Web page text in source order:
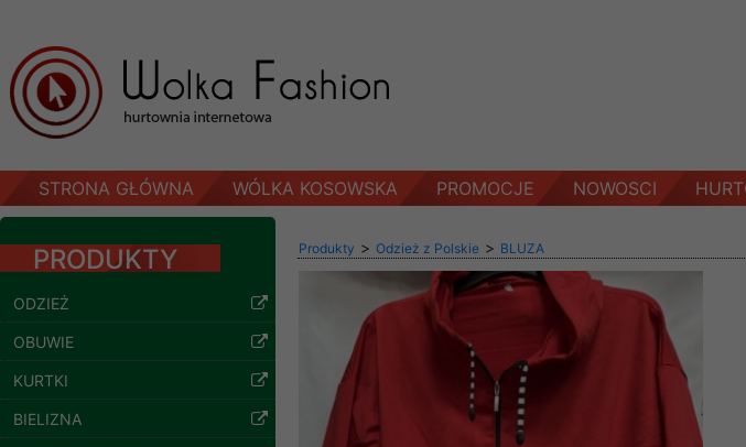
STRONA GŁÓWNA WÓLKA KOSOWSKA PROMOCJE NOWOSCI
PRODUKTY
ODZIEŻ
OBUWIE
KURTKI
BIELIZNA
Produkty > Odzież z Polskie > BLUZA